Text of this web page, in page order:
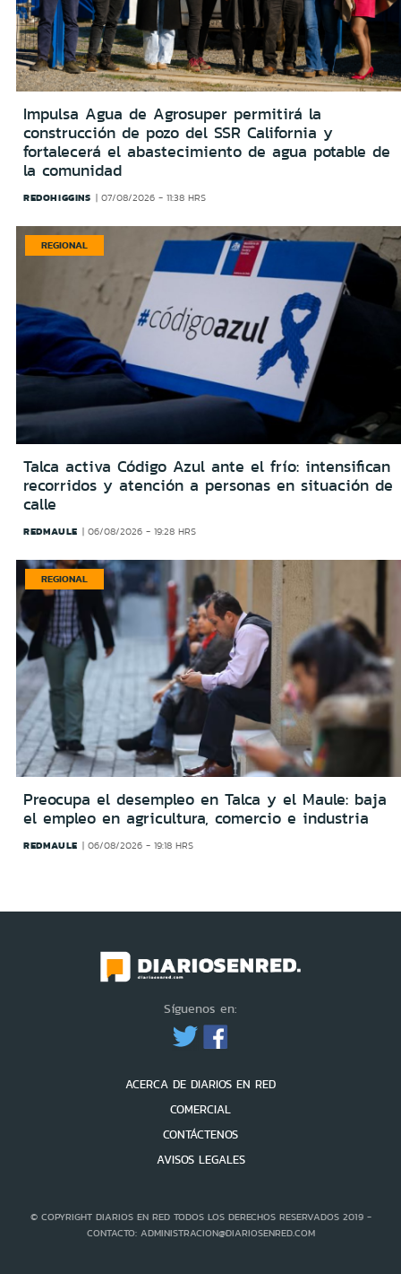
Impulsa Agua de Agrosuper permitirá la
construcción de pozo del SSR California y
fortalecerá el abastecimiento de agua potable de
la comunidad
REDOHIGGINS 07/08/2026 - 11:38 HRS
REGIONAL
Talca activa Código Azul ante el frío: intensifican
recorridos y atención a personas en situación de
calle
REDMAULE 06/08/2026 - 19:28 HRS
REGIONAL
Preocupa el desempleo en Talca y el Maule: baja
el empleo en agricultura, comercio e industria
REDMAULE 06/08/2026 - 19:18 HRS
Síguenos en:
ACERCA DE DIARIOS EN RED
COMERCIAL
CONTÁCTENOS
AVISOS LEGALES
© COPYRIGHT DIARIOS EN RED TODOS LOS DERECHOS RESERVADOS 2019 -
CONTACTO: ADMINISTRACION@DIARIOSENRED.COM